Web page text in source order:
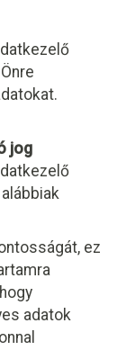
jog
ez
adatok